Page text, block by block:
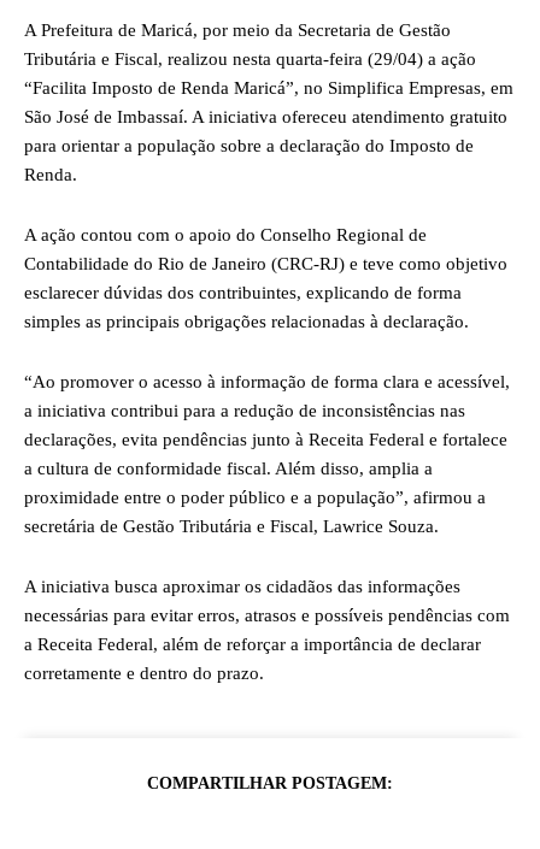
A Prefeitura de Maricá, por meio da Secretaria de Gestão
Tributária e Fiscal, realizou nesta quarta-feira (29/04) a ação
“Facilita Imposto de Renda Maricá”, no Simplifica Empresas, em
São José de Imbassaí. A iniciativa ofereceu atendimento gratuito
para orientar a população sobre a declaração do Imposto de
Renda.
A ação contou com o apoio do Conselho Regional de
Contabilidade do Rio de Janeiro (CRC-RJ) e teve como objetivo
esclarecer dúvidas dos contribuintes, explicando de forma
simples as principais obrigações relacionadas à declaração.
“Ao promover o acesso à informação de forma clara e acessível,
a iniciativa contribui para a redução de inconsistências nas
declarações, evita pendências junto à Receita Federal e fortalece
a cultura de conformidade fiscal. Além disso, amplia a
proximidade entre o poder público e a população”, afirmou a
secretária de Gestão Tributária e Fiscal, Lawrice Souza.
A iniciativa busca aproximar os cidadãos das informações
necessárias para evitar erros, atrasos e possíveis pendências com
a Receita Federal, além de reforçar a importância de declarar
corretamente e dentro do prazo.
COMPARTILHAR POSTAGEM: